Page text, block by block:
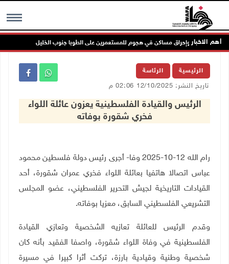
MENU أهم الاخبار
إصابات وإحراق مساكن في هجوم للمستعمرين على الطوبا جنوب الخليل
الرئيسية الرئاسة
تاريخ النشر: 12/10/2025 02:06 م
الرئيس والقيادة الفلسطينية يعزون عائلة اللواء
فخري شقورة بوفاته
رام الله 12-10-2025 وفا- أجرى رئيس دولة فلسطين محمود
عباس اتصالا هاتفيا بعائلة اللواء فخري عمران شقورة، أحد
القيادات التاريخية لجيش التحرير الفلسطيني، عضو المجلس
التشريعي الفلسطيني السابق، معزيا بوفاته.
وقدم الرئيس للعائلة تعازيه الشخصية وتعازي القيادة
الفلسطينية في وفاة اللواء شقورة، واصفا الفقيد بأنه كان
شخصية وطنية وقيادية بارزة، تركت أثرا كبيرا في مسيرة